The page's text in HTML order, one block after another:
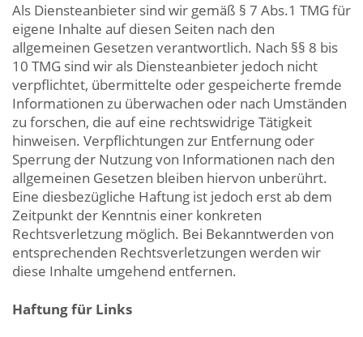
Als Diensteanbieter sind wir gemäß § 7 Abs.1 TMG für
eigene Inhalte auf diesen Seiten nach den
allgemeinen Gesetzen verantwortlich. Nach §§ 8 bis
10 TMG sind wir als Diensteanbieter jedoch nicht
verpflichtet, übermittelte oder gespeicherte fremde
Informationen zu überwachen oder nach Umständen
zu forschen, die auf eine rechtswidrige Tätigkeit
hinweisen. Verpflichtungen zur Entfernung oder
Sperrung der Nutzung von Informationen nach den
allgemeinen Gesetzen bleiben hiervon unberührt.
Eine diesbezügliche Haftung ist jedoch erst ab dem
Zeitpunkt der Kenntnis einer konkreten
Rechtsverletzung möglich. Bei Bekanntwerden von
entsprechenden Rechtsverletzungen werden wir
diese Inhalte umgehend entfernen.
Haftung für Links